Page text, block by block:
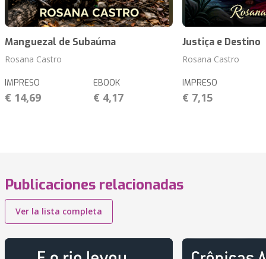
Manguezal de Subaúma
Rosana Castro
IMPRESO
€ 14,69
EBOOK
€ 4,17
Justiça e Destino
Rosana Castro
IMPRESO
€ 7,15
Publicaciones relacionadas
Ver la lista completa